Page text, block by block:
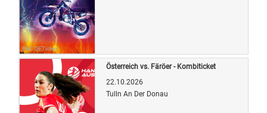
Bild: OETicket
Österreich vs. Färöer - Kombiticket
22.10.2026
Tulln An Der Donau